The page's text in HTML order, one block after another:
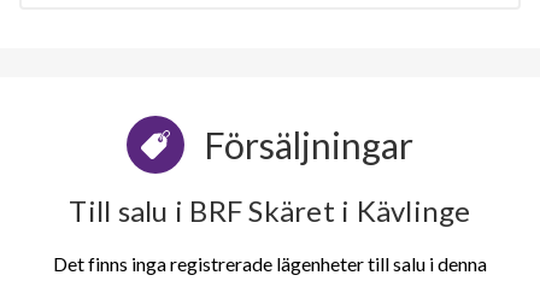
Försäljningar
Till salu i BRF Skäret i Kävlinge
Det finns inga registrerade lägenheter till salu i denna